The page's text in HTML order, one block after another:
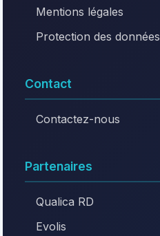
Mentions légales
Protection des données
Contact
Contactez-nous
Partenaires
Qualica RD
Evolis